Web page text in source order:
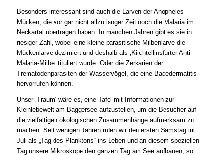
Besonders interessant sind auch die Larven derAnopheles-
Mücken, die vor gar nicht allzu langer Zeit noch die Malaria im
Neckartal übertragen haben: In manchen Jahren gibt es sie in
riesiger Zahl, wobei eine kleine parasitische Milbenlarve die
Mückenlarve dezimiert und deshalb als ‚Kirchtellinsfurter Anti-
Malaria-Milbe‘ tituliert wurde. Oder die Zerkarien der
Trematodenparasiten der Wasservögel, die eine Badedermatitis
hervorrufen können.
Unser ‚Traum‘ wäre es, eine Tafel mit Informationen zur
Kleinlebewelt am Baggersee aufzustellen, um die Besucher auf
die vielfältigen ökologischen Zusammenhänge aufmerksam zu
machen. Seit wenigen Jahren rufen wir den ersten Samstag im
Juli als „Tag des Planktons“ ins Leben und an diesem speziellen
Tag unsere Mikroskope den ganzen Tag am See aufbauen, so